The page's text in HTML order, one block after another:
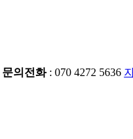
문의전화: 070 4272 5636